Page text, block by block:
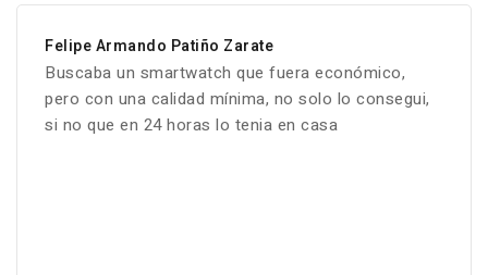
Felipe Armando Patiño Zarate
Buscaba un smartwatch que fuera económico,
pero con una calidad mínima, no solo lo consegui,
si no que en 24 horas lo tenia en casa